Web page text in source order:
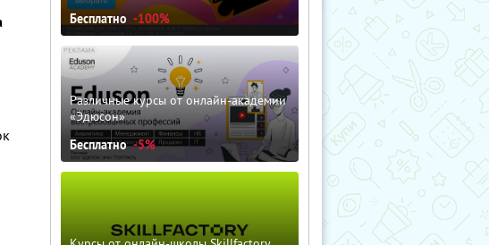
Бесплатно -100%
Различные курсы от онлайн-академии
«Эдюсон»
Бесплатно -5%